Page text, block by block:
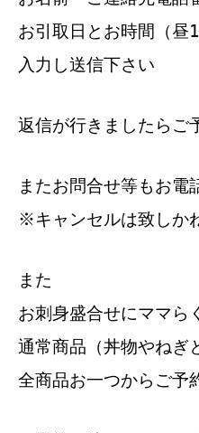
お引取日とお時間（昼
入力し送信下さい
返信が行きましたらご
またお問合せ等もお電
※キャンセルは致しか
また
お刺身盛合せにママら
通常商品（丼物やねぎ
全商品お一つからご予